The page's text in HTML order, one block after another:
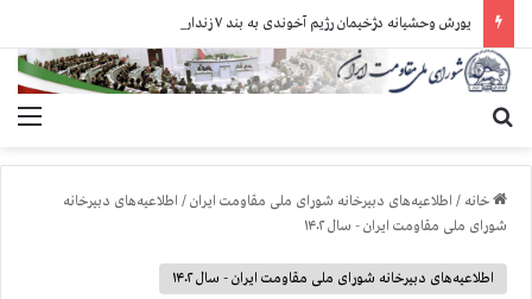
خانه / اطلاعیه‌های دبیرخانه شورای ملی مقاومت ایران/ اطلاعیه‌های دبیرخانه
شورای ملی مقاومت ایران - سال ۱۴۰۲
اطلاعیه‌های دبیرخانه شورای ملی مقاومت ایران - سال ۱۴۰۲